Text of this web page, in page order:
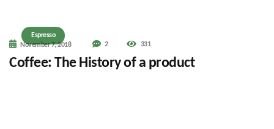
Espresso
November 7, 2018
2 331
Coffee: The History of a product